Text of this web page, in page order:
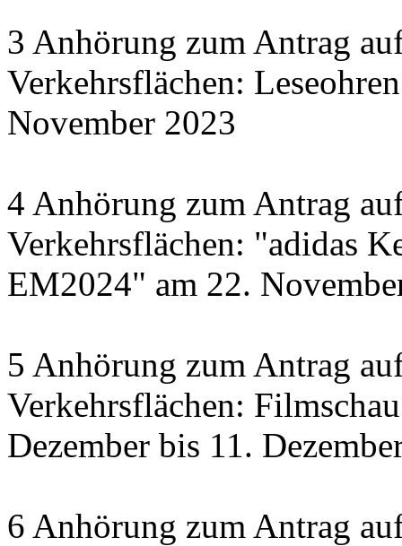
3 Anhörung zum Antrag
Verkehrsflächen:
November 2023
4 Anhörung zum Antrag
Verkehrsflächen: "adidas
EM2024" am 22.
5 Anhörung zum Antrag
Verkehrsflächen:
Dezember bis 11.
6 Anhörung zum Antrag